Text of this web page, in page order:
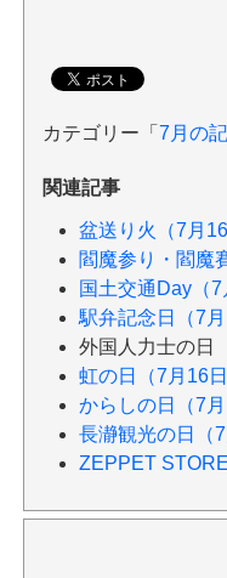
カテゴリー「 7月の
関連記事
盆送り火（7月
閻魔参り・閻魔
国土交通Day（7
駅弁記念日（7月
外国人力士の日
虹の日（7月16日
からしの日（7月
長瀞観光の日（7
ZEPPET